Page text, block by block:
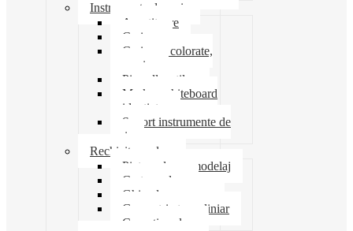
Instrumente de scris
Ascutitoare
Carioca
Creioane colorate,
mecanice
Pix roller stilou
Marker whiteboard
evidentiator
Suport instrumente de
scris
Rechizite scolare
Pictura desen modelaj
Creta scolara
Ghiozdane penare
Geometrie trusa liniar
Coperti scolare